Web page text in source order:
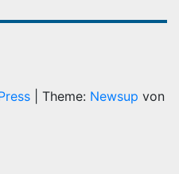
Theme: Newsup von